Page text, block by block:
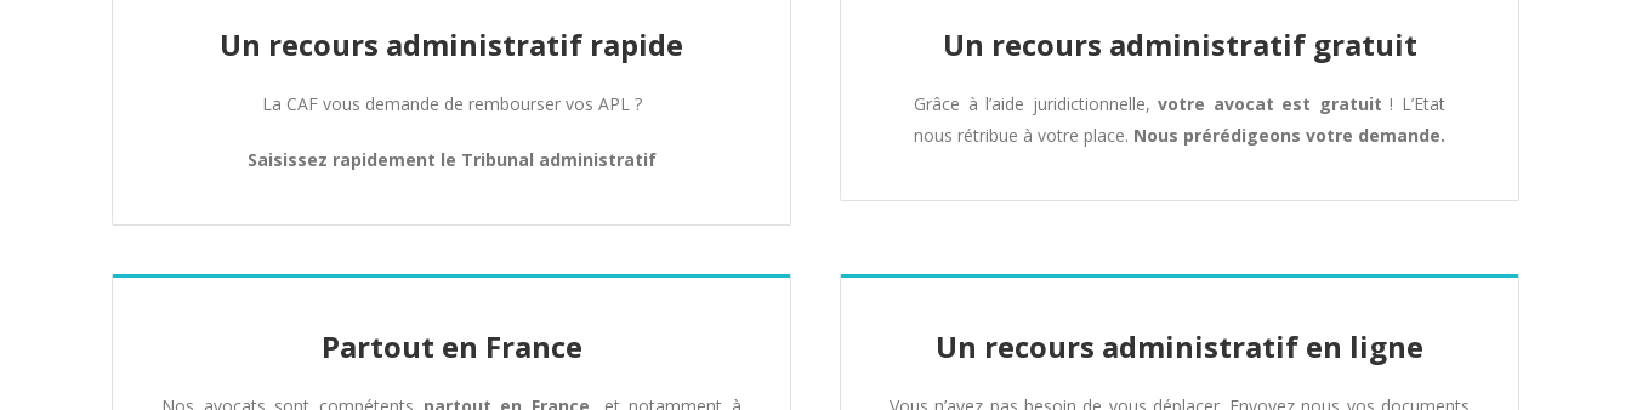
Un recours administratif rapide
La CAF vous demande de rembourser vos APL ?
Saisissez rapidement le Tribunal administratif
Un recours administratif gratuit
Grâce à l’aide juridictionnelle,votre avocat est gratuit ! L’Etat
nous rétribue à votre place. Nous prérédigeons votre demande.
Partout en France Un recours administratif en ligne